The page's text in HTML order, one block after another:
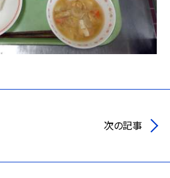
次の記事